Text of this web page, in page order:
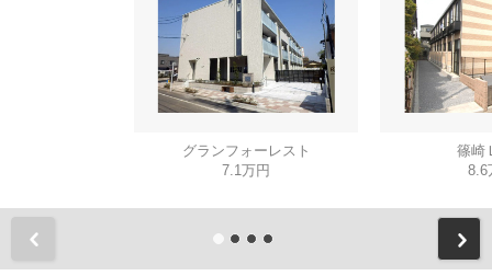
グランフォーレスト
7.1万円
篠崎
8.6